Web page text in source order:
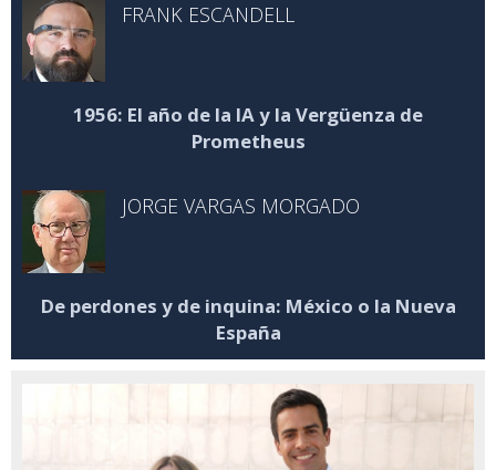
FRANK ESCANDELL
1956: El año de la IA y la Vergüenza de
Prometheus
JORGE VARGAS MORGADO
De perdones y de inquina: México o la Nueva
España